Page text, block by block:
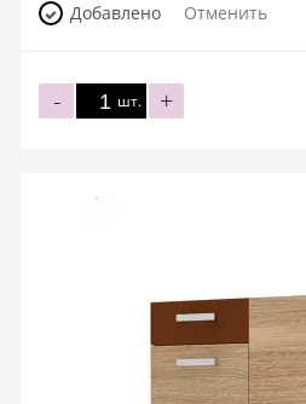
Добавлено Отменить
шт. +
-